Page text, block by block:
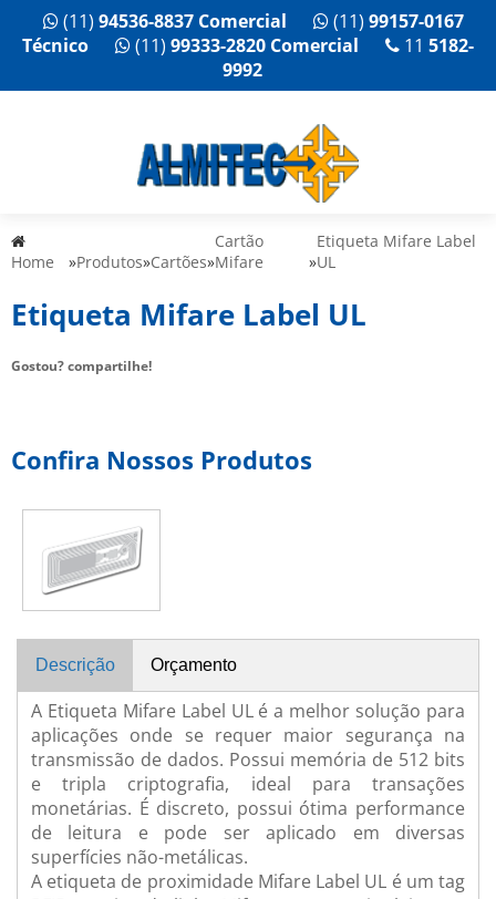
(11) 94536-8837 Comercial (11) 99157-0167
Técnico
(11) 99333-2820 Comercial 11 5182-
9992
Home »Produtos»Cartões»
Cartão
Mifare
»
Etiqueta Mifare Label
UL
Etiqueta Mifare Label UL
Gostou? compartilhe!
Confira Nossos Produtos
Descrição Orçamento
A Etiqueta Mifare Label UL é a melhor solução para
aplicações onde se requer maior segurança na
transmissão de dados. Possui memória de 512 bits
e tripla criptografia, ideal para transações
monetárias. É discreto, possui ótima performance
de leitura e pode ser aplicado em diversas
superfícies não-metálicas.
A etiqueta de proximidade Mifare Label UL é um tag